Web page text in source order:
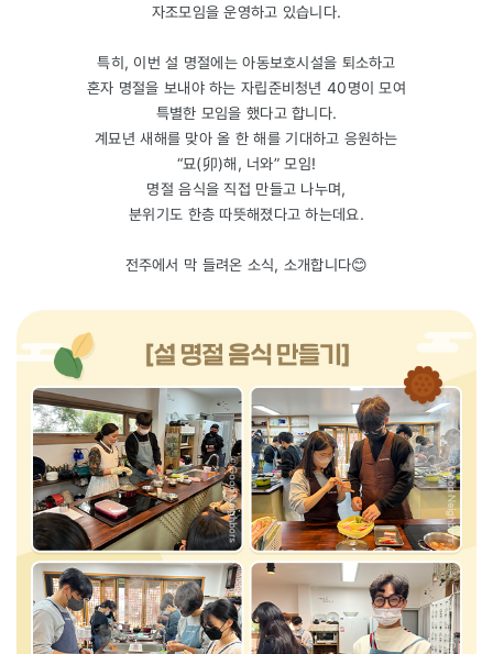
자조모임을 운영하고 있습니다.
특히, 이번 설 명절에는 아동보호시설을 퇴소하고
혼자 명절을 보내야 하는 자립준비청년 40명이 모여
특별한 모임을 했다고 합니다.
계묘년 새해를 맞아 올 한 해를 기대하고 응원하는
“묘(卯)해, 너와” 모임!
명절 음식을 직접 만들고 나누며,
분위기도 한층 따뜻해졌다고 하는데요.
전주에서 막 들려온 소식, 소개합니다😊